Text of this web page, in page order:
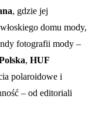
, gdzie jej
domu mody,
fotografii mody –
, HUF
polaroidowe i
– od editoriali